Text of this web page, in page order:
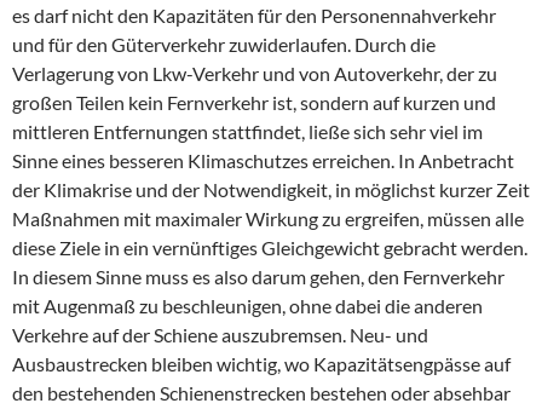
es darf nicht den Kapazitäten für den Personennahverkehr
und für den Güterverkehr zuwiderlaufen. Durch die
Verlagerung von Lkw-Verkehr und von Autoverkehr, der zu
großen Teilen kein Fernverkehr ist, sondern auf kurzen und
mittleren Entfernungen stattfindet, ließe sich sehr viel im
Sinne eines besseren Klimaschutzes erreichen. In Anbetracht
der Klimakrise und der Notwendigkeit, in möglichst kurzer Zeit
Maßnahmen mit maximaler Wirkung zu ergreifen, müssen alle
diese Ziele in ein vernünftiges Gleichgewicht gebracht werden.
In diesem Sinne muss es also darum gehen, den Fernverkehr
mit Augenmaß zu beschleunigen, ohne dabei die anderen
Verkehre auf der Schiene auszubremsen. Neu- und
Ausbaustrecken bleiben wichtig, wo Kapazitätsengpässe auf
den bestehenden Schienenstrecken bestehen oder absehbar